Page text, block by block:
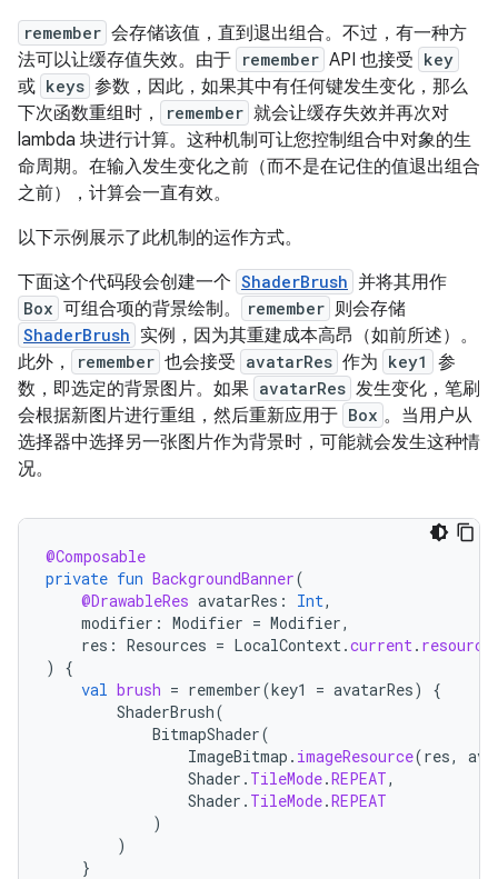
remember 会存储该值，直到退出组合。不过，有一种方
法可以让缓存值失效。由于 remember API 也接受 key
或 keys 参数，因此，如果其中有任何键发生变化，那么
下次函数重组时，
remember 就会让缓存失效并再次对
lambda 块进行计算。 这种机制可让您控制组合中对象的生
命周期。在输入发生变化之前（而不是在记住的值退出组合
之前），计算会一直有效。
以下示例展示了此机制的运作方式。
下面这个代码段会创建一个 ShaderBrush 并将其用作
Box 可组合项的背景绘制。 remember 则会存储
ShaderBrush 实例，因为其重建成本高昂（如前所述）。
此外，
remember 也会接受 avatarRes 作为 key1
参
数，即选定的背景图片。如果 avatarRes 发生变化，笔刷
会根据新图片进行重组，然后重新应用于 Box 。当用户从
选择器中选择另一张图片作为背景时，可能就会发生这种情
况。
@Composable
private fun BackgroundBanner(
@DrawableRes avatarRes : Int,
modifier : Modifier = Modifier,
res : Resources = LocalContext .current .
)
{
val brush = remember(key1 = avatarRes)
{
ShaderBrush(
BitmapShader(
ImageBitmap . imageResource(res,
Shader . TileMode.REPEAT,
Shader . TileMode.REPEAT
)
)
}